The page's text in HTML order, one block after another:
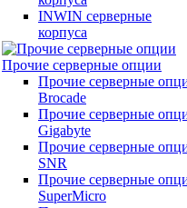
INWIN серверные
корпуса
Прочие серверные опции
Прочие серверные
Brocade
Прочие серверные
Gigabyte
Прочие серверные
SNR
Прочие серверные
SuperMicro